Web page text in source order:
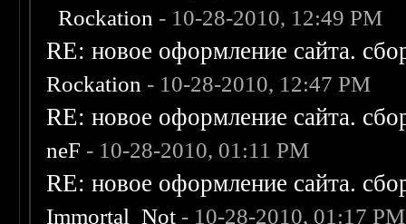
Rockation - 10-28-2010, 12:49 PM
RE: новое оформление сайта.
Rockation - 10-28-2010, 12:47 PM
RE: новое оформление сайта.
neF - 10-28-2010, 01:11 PM
RE: новое оформление сайта.
Immortal_Not - 10-28-2010, 01:17 PM